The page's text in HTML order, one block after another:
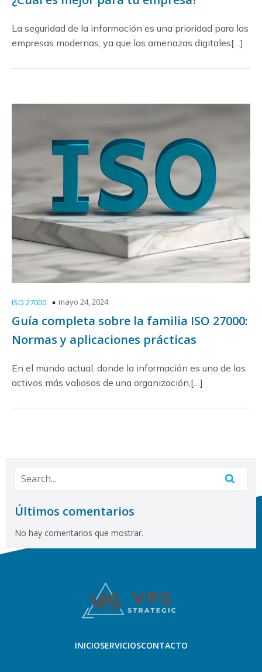
La seguridad de la información es una prioridad para las
empresas modernas, ya que las amenazas digitales[…]
ISO 27000 mayo 24, 2024
Guía completa sobre la familia ISO 27000:
Normas y aplicaciones prácticas
En el mundo actual, donde la información es uno de los
activos más valiosos de una organización,[…]
Últimos comentarios
No hay comentarios que mostrar.
INICIOSERVICIOSCONTACTO